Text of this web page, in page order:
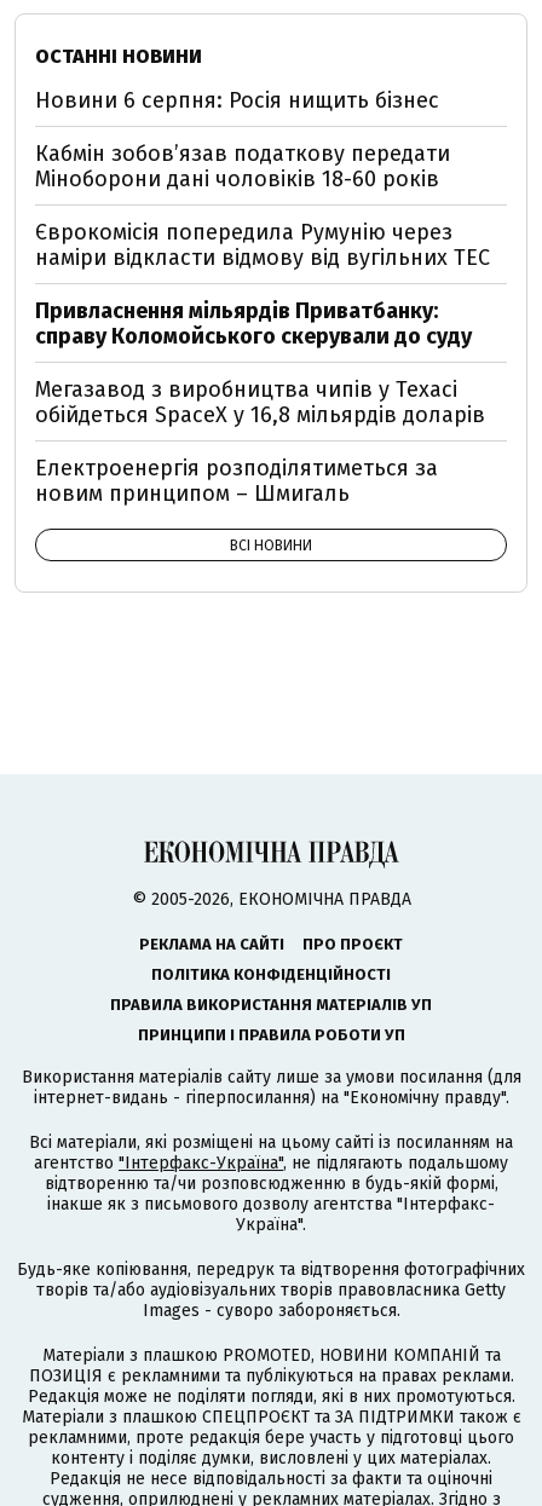
ОСТАННІ НОВИНИ
Новини 6 серпня: Росія нищить бізнес
Кабмін зобовʼязав податкову передати
Міноборони дані чоловіків 18-60 років
Єврокомісія попередила Румунію через
наміри відкласти відмову від вугільних ТЕС
Привласнення мільярдів Приватбанку:
справу Коломойського скерували до суду
Мегазавод з виробництва чипів у Техасі
обійдеться SpaceX у 16,8 мільярдів доларів
Електроенергія розподілятиметься за
новим принципом – Шмигаль
ВСІ НОВИНИ
© 2005-2026, ЕКОНОМІЧНА ПРАВДА
РЕКЛАМА НА САЙТІ
ПРО ПРОЄКТ
ПОЛІТИКА КОНФІДЕНЦІЙНОСТІ
ПРАВИЛА ВИКОРИСТАННЯ МАТЕРІАЛІВ УП
ПРИНЦИПИ І ПРАВИЛА РОБОТИ УП
Використання матеріалів сайту лише за умови посилання (для
інтернет-видань - гіперпосилання) на "Економічну правду".
Всі матеріали, які розміщені на цьому сайті із посиланням на
агентство "Інтерфакс-Україна", не підлягають подальшому
відтворенню та/чи розповсюдженню в будь-якій формі,
інакше як з письмового дозволу агентства "Інтерфакс-
Україна".
Будь-яке копіювання, передрук та відтворення фотографічних
творів та/або аудіовізуальних творів правовласника Getty
Images - суворо забороняється.
Матеріали з плашкою PROMOTED, НОВИНИ КОМПАНІЙ та
ПОЗИЦІЯ є рекламними та публікуються на правах реклами.
Редакція може не поділяти погляди, які в них промотуються.
Матеріали з плашкою СПЕЦПРОЄКТ та ЗА ПІДТРИМКИ також є
рекламними, проте редакція бере участь у підготовці цього
контенту і поділяє думки, висловлені у цих матеріалах.
Редакція не несе відповідальності за факти та оціночні
судження, оприлюднені у рекламних матеріалах. Згідно з